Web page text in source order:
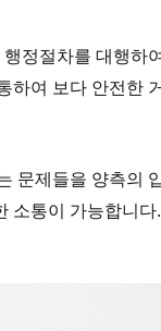
정절차를 대행하
하여 보다 안전한
문제들을 양측의
소통이 가능합니다.